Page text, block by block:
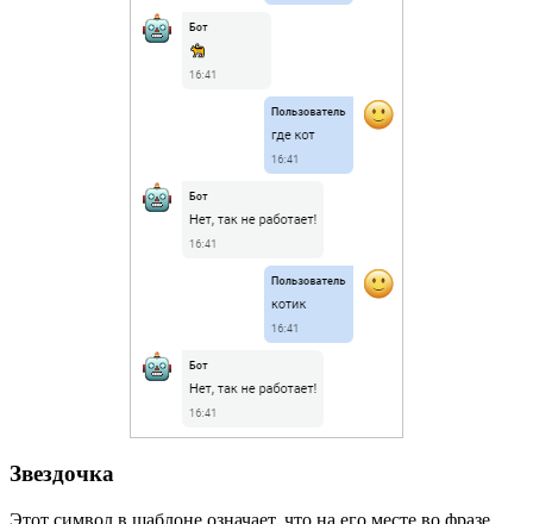
Звездочка
Этот символ в шаблоне означает, что на его месте во фразе